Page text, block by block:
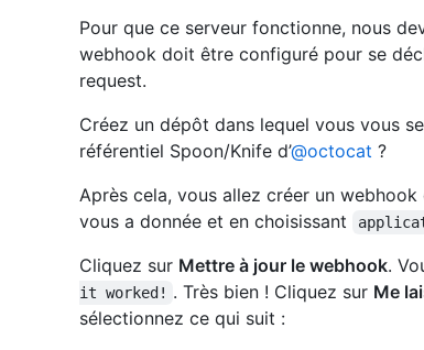
Pour que ce serveur fonctionne, nous
webhook doit être configuré pour se
request.
Créez un dépôt dans lequel vous vous
référentiel Spoon/Knife d’@octocat ?
Après cela, vous allez créer un
vous a donnée et en choisissant
Cliquez sur Mettre à jour le webhook.
it worked! . Très bien ! Cliquez sur Me
sélectionnez ce qui suit :